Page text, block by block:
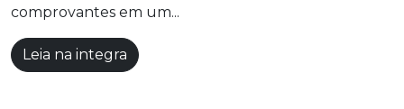
comprovantes em um...
Leia na integra